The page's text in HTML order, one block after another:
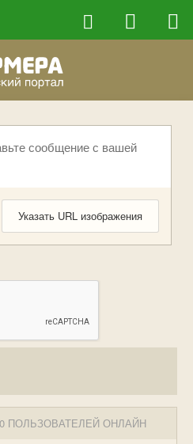
сообщение с вашей
Указать URL изображения
0 ПОЛЬЗОВАТЕЛЕЙ ОНЛАЙН